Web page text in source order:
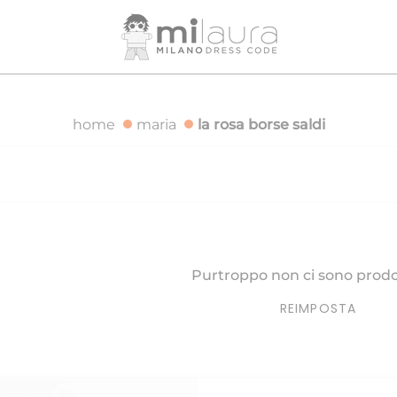
GRATUITA PER ORDINI SUPERIORI A 500€
home maria la rosa borse saldi
Purtroppo non ci sono
REIMPOSTA